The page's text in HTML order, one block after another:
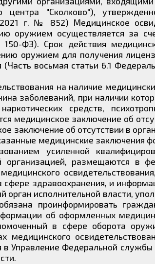
центра "Сколково"),
г. № 852) Медицинское
оружием осуществляется за
ФЗ). Срок действия
оружием для получения
восьмая статьи 6.1
на наличие
заболеваний, при наличии
средств,
медицинское заключение об
заключение об отсутствии в
медицинские заключения
усиленной
размещаются в
здравоохранения, и
исполнительной власти,
проинформировать
об оформленных
в сфере оборота
медицинского
Управление Федеральной службы